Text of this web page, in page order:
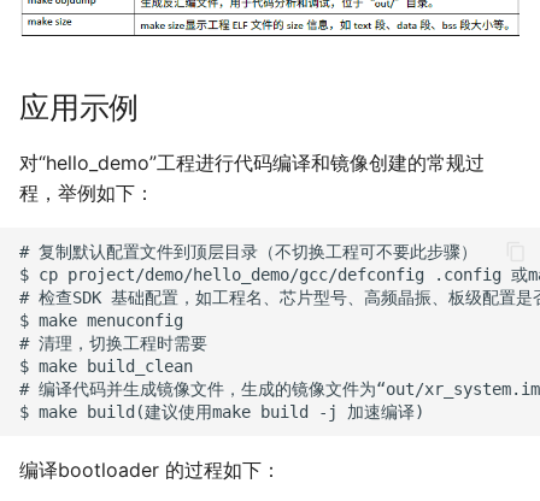
应用示例
对“hello_demo”工程进行代码编译和镜像创建的常规过
程，举例如下：
# 复制默认配置文件到顶层目录（不切换工程可不要此步骤）
$ cp project/demo/hello_demo/gcc/defconfig .config 或
# 检查SDK 基础配置，如工程名、芯片型号、高频晶振、板级配置是
$ make menuconfig
# 清理，切换工程时需要
$ make build_clean
# 编译代码并生成镜像文件，生成的镜像文件为“out/
编译bootloader 的过程如下：